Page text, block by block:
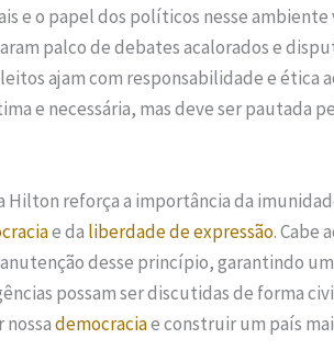
e o papel dos políticos nesse
palco de debates acalorados e
ajam com responsabilidade e ética
e necessária, mas deve ser pautada
Hilton reforça a importância da
e da liberdade de expressão. Cabe
desse princípio, garantindo
possam ser discutidas de forma
democraciae construir um país